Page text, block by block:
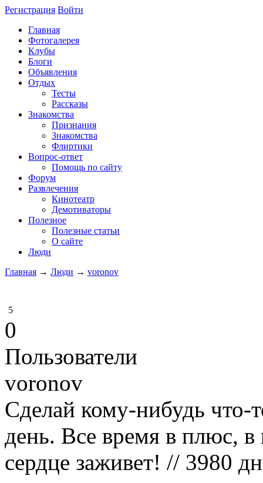
Регистрация Войти
Главная
Фотогалерея
Клубы
Блоги
Объявления
Отдых
Тесты
Рассказы
Знакомства
Признания
Знакомства
Флиртики
Вопрос-ответ
Помощь по сайту
Форум
Развлечения
Кинотеатр
Демотиваторы
Полезное
Полезные статьи
О сайте
Люди
Главная → Люди → voronov
5
0
Пользователи
voronov
Сделай кому-нибудь
день. Все время в плюс,
сердце заживет! // 3980